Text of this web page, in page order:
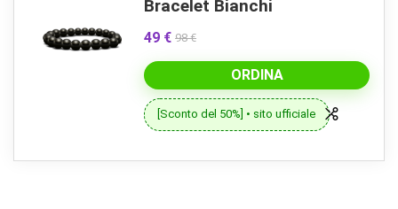
Bracelet Bianchi
49 € 98 €
ORDINA
[Sconto del 50%] • sito ufficiale